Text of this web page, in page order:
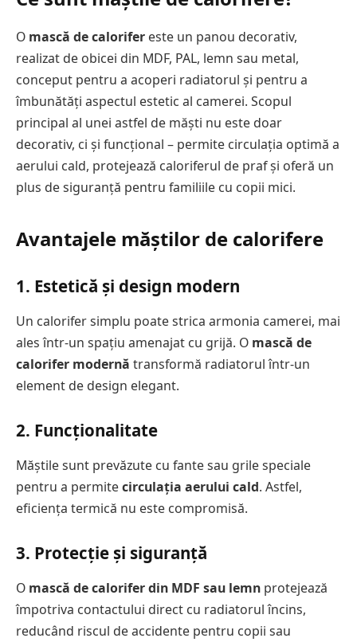
O mască de calorifer este un panou decorativ,
realizat de obicei din MDF, PAL, lemn sau metal,
conceput pentru a acoperi radiatorul și pentru a
îmbunătăți aspectul estetic al camerei. Scopul
principal al unei astfel de măști nu este doar
decorativ, ci și funcțional – permite circulația optimă a
aerului cald, protejează caloriferul de praf și oferă un
plus de siguranță pentru familiile cu copii mici.
Avantajele măștilor de calorifere
1. Estetică și design modern
Un calorifer simplu poate strica armonia camerei, mai
ales într-un spațiu amenajat cu grijă. O mască de
calorifer modernă transformă radiatorul într-un
element de design elegant.
2. Funcționalitate
Măștile sunt prevăzute cu fante sau grile speciale
pentru a permitecirculația aerului cald. Astfel,
eficiența termică nu este compromisă.
3. Protecție și siguranță
O mască de calorifer din MDF sau lemn protejează
împotriva contactului direct cu radiatorul încins,
reducând riscul de accidente pentru copii sau